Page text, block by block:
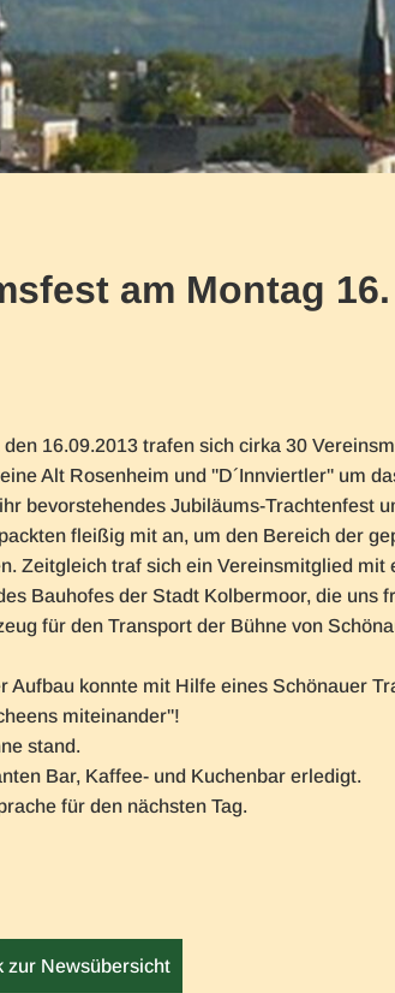
am Montag 16.
den 16.09.2013 trafen sich cirka 30
Alt Rosenheim und "D´Innviertler" um
bevorstehendes Jubiläums-Trachtenfest
fleißig mit an, um den Bereich der
Zeitgleich traf sich ein Vereinsmitglied mit
Bauhofes der Stadt Kolbermoor, die uns
für den Transport der Bühne von
Aufbau konnte mit Hilfe eines Schönauer
miteinander"!
stand.
Bar, Kaffee- und Kuchenbar erledigt.
für den nächsten Tag.
zur Newsübersicht